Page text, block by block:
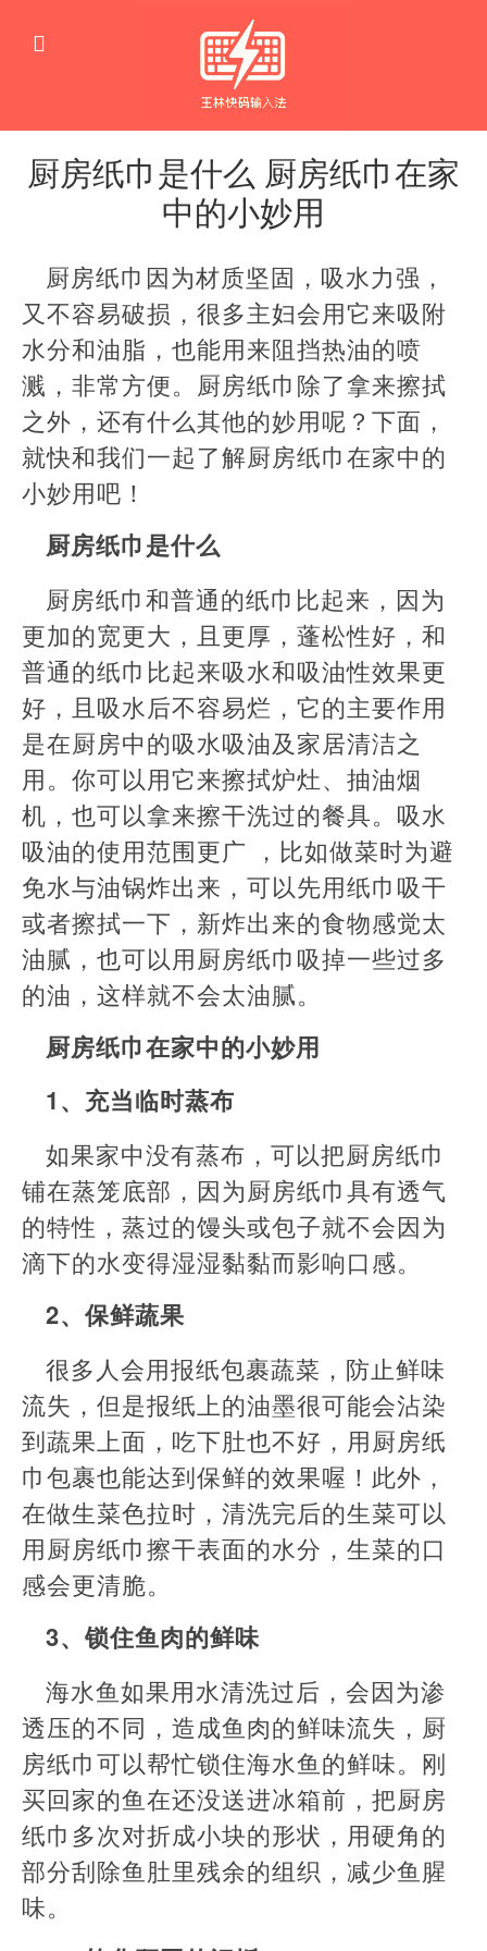
厨房纸巾是什么 厨房纸巾在家
中的小妙用
窍
门
厨房纸巾因为材质坚固，吸水力强，
又不容易破损，很多主妇会用它来吸附
水分和油脂，也能用来阻挡热油的喷
溅，非常方便。厨房纸巾除了拿来擦拭
之外，还有什么其他的妙用呢？下面，
就快和我们一起了解厨房纸巾在家中的
小妙用吧！
厨房纸巾是什么
厨房纸巾和普通的纸巾比起来，因为
更加的宽更大，且更厚，蓬松性好，和
普通的纸巾比起来吸水和吸油性效果更
好，且吸水后不容易烂，它的主要作用
是在厨房中的吸水吸油及家居清洁之
用。你可以用它来擦拭炉灶、抽油烟
机，也可以拿来擦干洗过的餐具。吸水
吸油的使用范围更广 ，比如做菜时为避
免水与油锅炸出来，可以先用纸巾吸干
或者擦拭一下，新炸出来的食物感觉太
油腻，也可以用厨房纸巾吸掉一些过多
的油，这样就不会太油腻。
厨房纸巾在家中的小妙用
1、充当临时蒸布
如果家中没有蒸布，可以把厨房纸巾
铺在蒸笼底部，因为厨房纸巾具有透气
的特性，蒸过的馒头或包子就不会因为
滴下的水变得湿湿黏黏而影响口感。
2、保鲜蔬果
很多人会用报纸包裹蔬菜，防止鲜味
流失，但是报纸上的油墨很可能会沾染
到蔬果上面，吃下肚也不好，用厨房纸
巾包裹也能达到保鲜的效果喔！此外，
在做生菜色拉时，清洗完后的生菜可以
用厨房纸巾擦干表面的水分，生菜的口
感会更清脆。
3、锁住鱼肉的鲜味
海水鱼如果用水清洗过后，会因为渗
透压的不同，造成鱼肉的鲜味流失，厨
房纸巾可以帮忙锁住海水鱼的鲜味。刚
买回家的鱼在还没送进冰箱前，把厨房
纸巾多次对折成小块的形状，用硬角的
部分刮除鱼肚里残余的组织，减少鱼腥
味。